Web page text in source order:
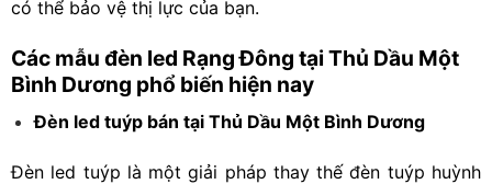
có thể bảo vệ thị lực của bạn.
Các mẫu đèn led Rạng Đông tại Thủ Dầu Một
Bình Dương phổ biến hiện nay
Đèn led tuýp bán tại Thủ Dầu Một Bình Dương
Đèn led tuýp là một giải pháp thay thế đèn tuýp huỳnh